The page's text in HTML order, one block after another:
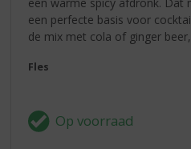
een perfecte basis voor
de mix met cola of ginger
Fles